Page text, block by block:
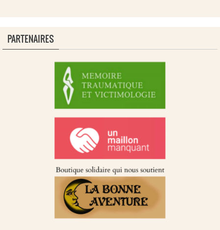
PARTENAIRES